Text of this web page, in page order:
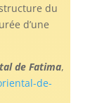
du
d’une
de Fatima,
de-